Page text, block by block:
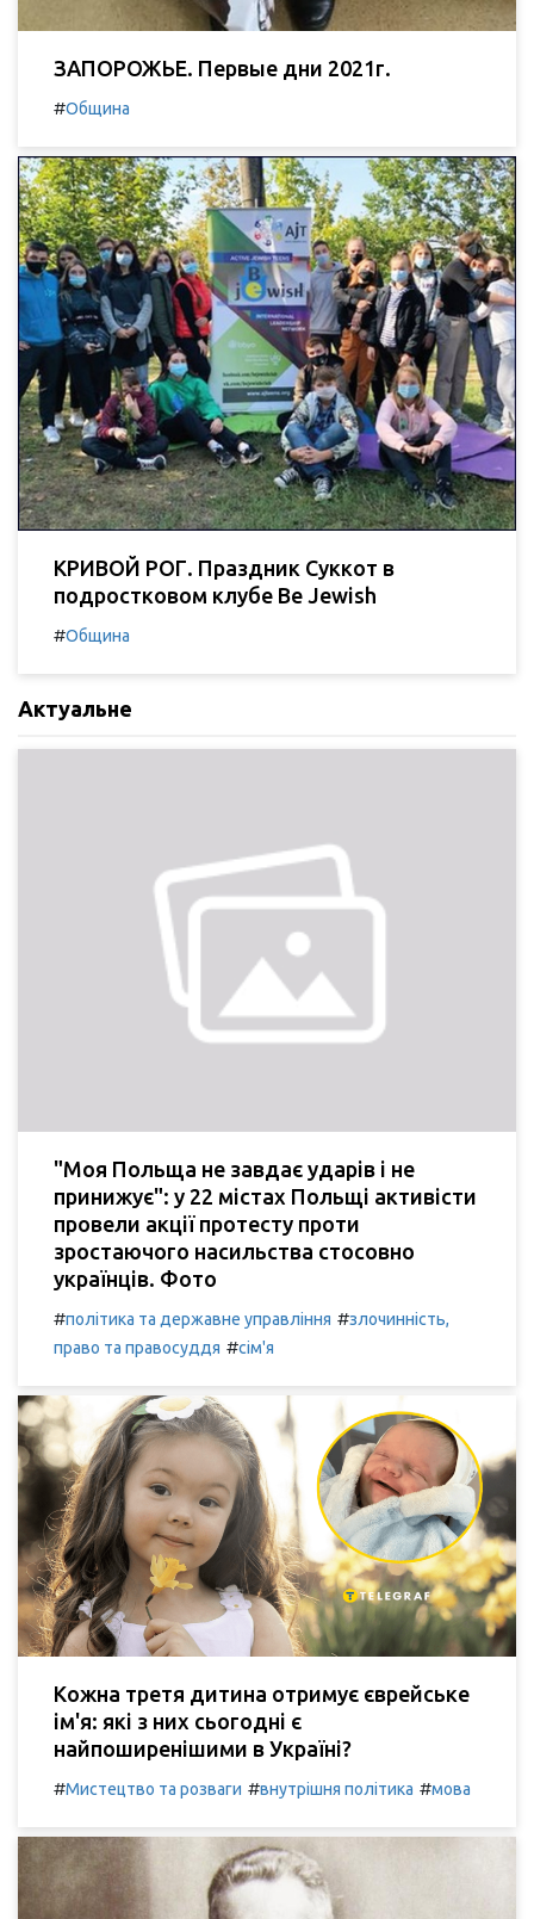
ЗАПОРОЖЬЕ. Первые дни 2021г.
#Община
КРИВОЙ РОГ. Праздник Суккот в
подростковом клубе Be Jewish
#Община
Актуальне
"Моя Польща не завдає ударів і не
принижує": у 22 містах Польщі активісти
провели акції протесту проти
зростаючого насильства стосовно
українців. Фото
#політика та державне управління #злочинність,
право та правосуддя #сім'я
Кожна третя дитина отримує єврейське
ім'я: які з них сьогодні є
найпоширенішими в Україні?
#Мистецтво та розваги #внутрішня політика #мова